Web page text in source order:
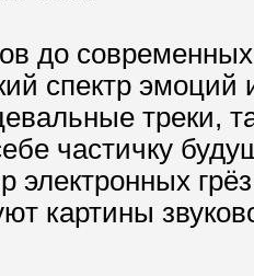
до
спектр
треки,
частичку
электронных
картины